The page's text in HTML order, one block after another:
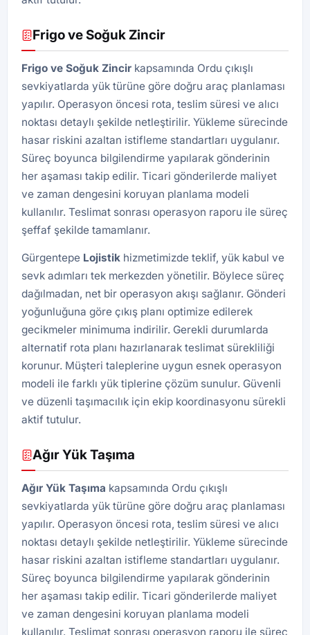
Frigo ve Soğuk Zincir
Frigo ve Soğuk Zincir kapsamında Ordu çıkışlı
sevkiyatlarda yük türüne göre doğru araç planlaması
yapılır. Operasyon öncesi rota, teslim süresi ve alıcı
noktası detaylı şekilde netleştirilir. Yükleme sürecinde
hasar riskini azaltan istifleme standartları uygulanır.
Süreç boyunca bilgilendirme yapılarak gönderinin
her aşaması takip edilir. Ticari gönderilerde maliyet
ve zaman dengesini koruyan planlama modeli
kullanılır. Teslimat sonrası operasyon raporu ile süreç
şeffaf şekilde tamamlanır.
Gürgentepe Lojistik hizmetimizde teklif, yük kabul ve
sevk adımları tek merkezden yönetilir. Böylece süreç
dağılmadan, net bir operasyon akışı sağlanır. Gönderi
yoğunluğuna göre çıkış planı optimize edilerek
gecikmeler minimuma indirilir. Gerekli durumlarda
alternatif rota planı hazırlanarak teslimat sürekliliği
korunur. Müşteri taleplerine uygun esnek operasyon
modeli ile farklı yük tiplerine çözüm sunulur. Güvenli
ve düzenli taşımacılık için ekip koordinasyonu sürekli
aktif tutulur.
Ağır Yük Taşıma
Ağır Yük Taşıma kapsamında Ordu çıkışlı
sevkiyatlarda yük türüne göre doğru araç planlaması
yapılır. Operasyon öncesi rota, teslim süresi ve alıcı
noktası detaylı şekilde netleştirilir. Yükleme sürecinde
hasar riskini azaltan istifleme standartları uygulanır.
Süreç boyunca bilgilendirme yapılarak gönderinin
her aşaması takip edilir. Ticari gönderilerde maliyet
ve zaman dengesini koruyan planlama modeli
kullanılır. Teslimat sonrası operasyon raporu ile süreç